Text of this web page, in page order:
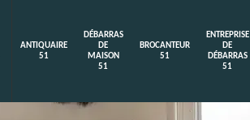
ANTIQUAIRE
51
DÉBARRAS
DE
MAISON
51
BROCANTEUR
51
ENTREPRISE
DE
DÉBARRAS
51